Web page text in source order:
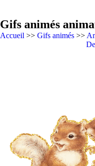
Gifs animés
Accueil >> Gifs animés >>